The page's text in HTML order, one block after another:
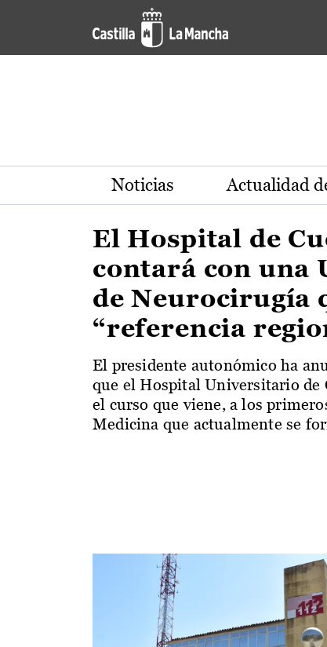
Pasar al contenido principal
Actualidad de la región
Noticias Actualidad
El Hospital de
contará con una
de Neurocirugía
“referencia
El presidente autonómico ha
que el Hospital Universitario de
el curso que viene, a los
Medicina que actualmente se